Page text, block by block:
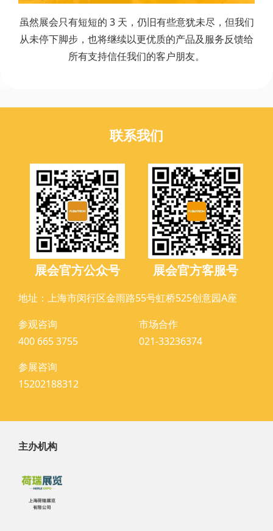
虽然展会只有短短的 3 天，仍旧有些意犹未尽，但我们
从未停下脚步，也将继续以更优质的产品及服务反馈给
所有支持信任我们的客户朋友。
联系我们
展会官方公众号 展会官方客服号
地址：上海市闵行区金雨路55号虹桥525创意园A座
参观咨询
400 665 3755
市场合作
021-33236374
参展咨询
15202188312
主办机构